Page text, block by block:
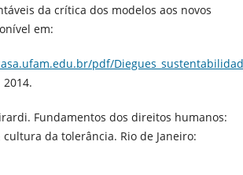
da crítica dos modelos aos novos
em:
pdf/
Fundamentos dos direitos humanos:
da tolerância. Rio de Janeiro: